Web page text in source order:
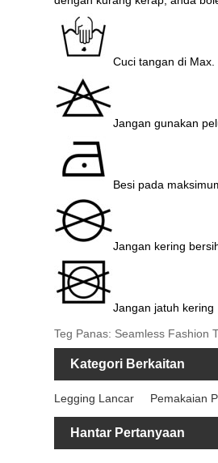
Cuci tangan di Max.
Jangan gunakan
Besi pada
Jangan kering
Jangan jatuh kering
Teg Panas: Seamless Fashion
Kategori Berkaitan
Legging Lancar Pemakaian
Hantar Pertanyaan